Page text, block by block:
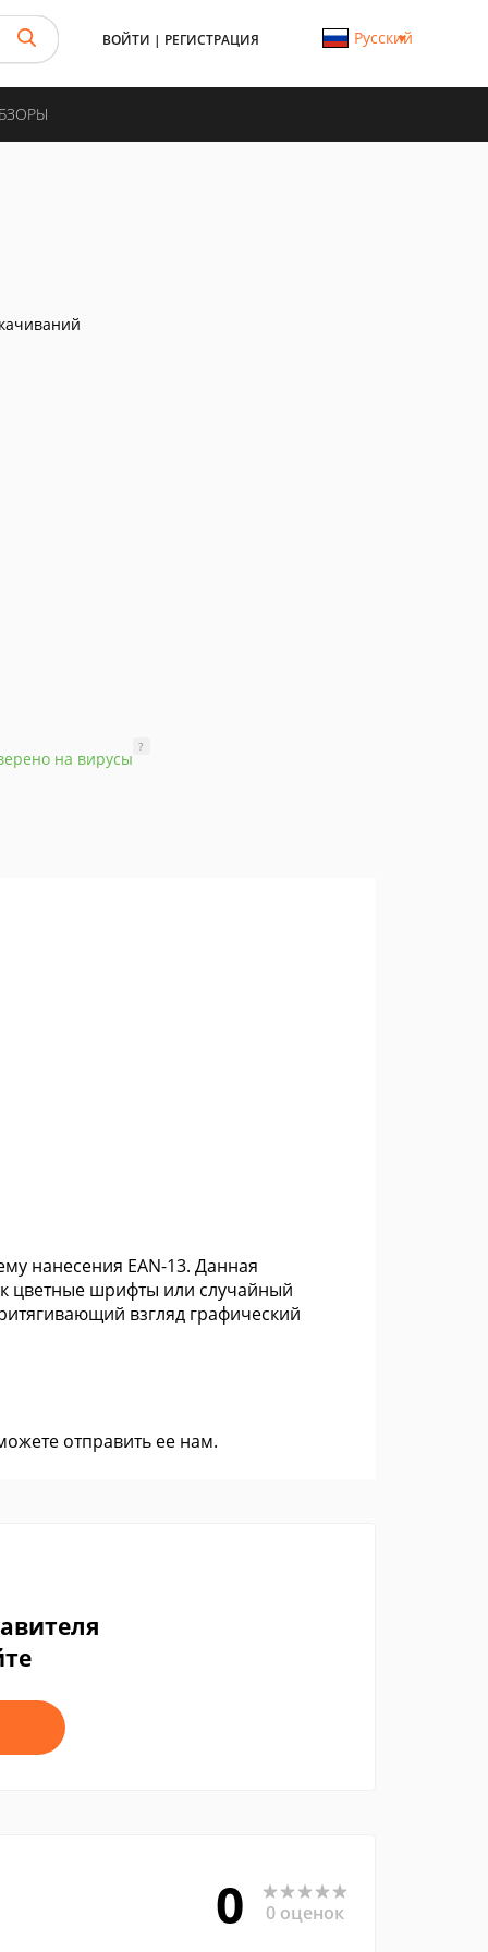
ВОЙТИ | РЕГИСТРАЦИЯ Русский
на вирусы
?
нанесения EAN-13. Данная
цветные шрифты или случайный
взгляд графический
отправить ее нам.
0 0 оценок